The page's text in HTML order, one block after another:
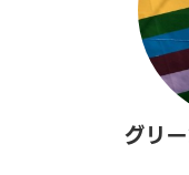
グリ